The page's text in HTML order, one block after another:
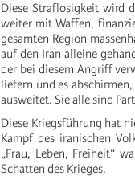
Diese Straflosigkeit wird
weiter mit Waffen,
gesamten Region
auf den Iran alleine
der bei diesem Angriff
liefern und es
ausweitet. Sie alle sind
Diese Kriegsführung hat
Kampf des iranischen
„Frau, Leben, Freiheit“
Schatten des Krieges.